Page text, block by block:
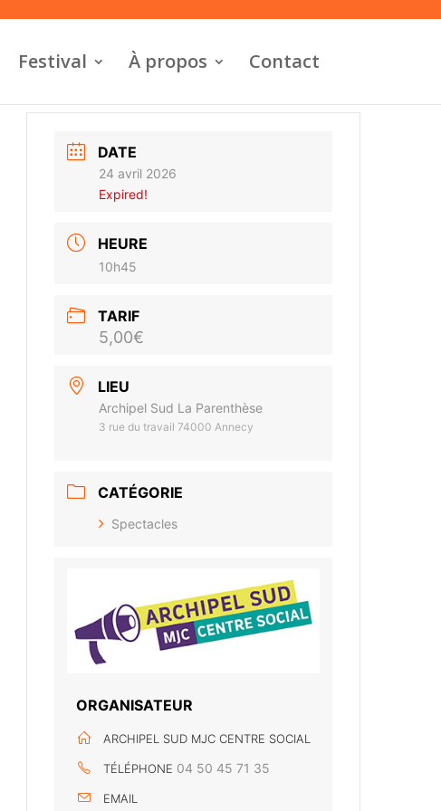
Festival À propos Contact
DATE
24 avril 2026
Expired!
HEURE
10h45
TARIF
5,00€
LIEU
Archipel Sud La Parenthèse
3 rue du travail 74000 Annecy
CATÉGORIE
Spectacles
ORGANISATEUR
ARCHIPEL SUD MJC CENTRE SOCIAL
TÉLÉPHONE 04 50 45 71 35
EMAIL